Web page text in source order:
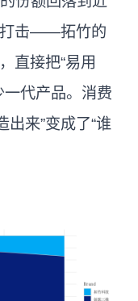
打击——拓竹的
直接把“易用
一代产品。消费
出来”变成了“谁